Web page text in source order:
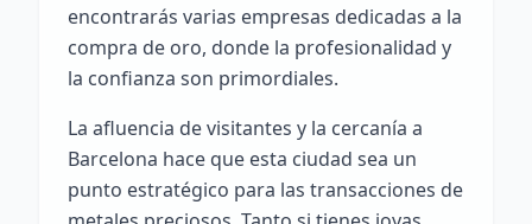
encontrarás varias empresas dedicadas a la
compra de oro, donde la profesionalidad y
la confianza son primordiales.
La afluencia de visitantes y la cercanía a
Barcelona hace que esta ciudad sea un
punto estratégico para las transacciones de